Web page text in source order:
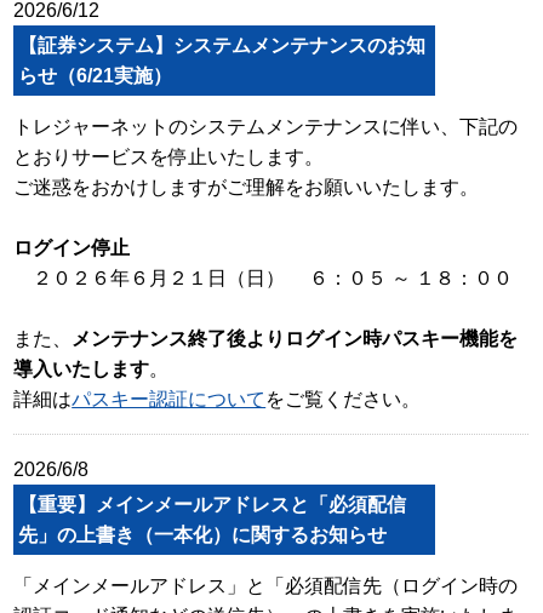
2026/6/12
【証券システム】システムメンテナンスのお知
らせ（6/21実施）
トレジャーネットのシステムメンテナンスに伴い、下記の
とおりサービスを停止いたします。
ご迷惑をおかけしますがご理解をお願いいたします。
ログイン停止
２０２６年６月２１日（日） ６：０５ ～ １８：００
また、
メンテナンス終了後よりログイン時パスキー機能を
導入いたします。
詳細はパスキー認証について をご覧ください。
2026/6/8
【重要】メインメールアドレスと「必須配信
先」の上書き（一本化）に関するお知らせ
「メインメールアドレス」と「必須配信先（ログイン時の